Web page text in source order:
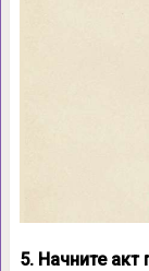
5. Начните акт